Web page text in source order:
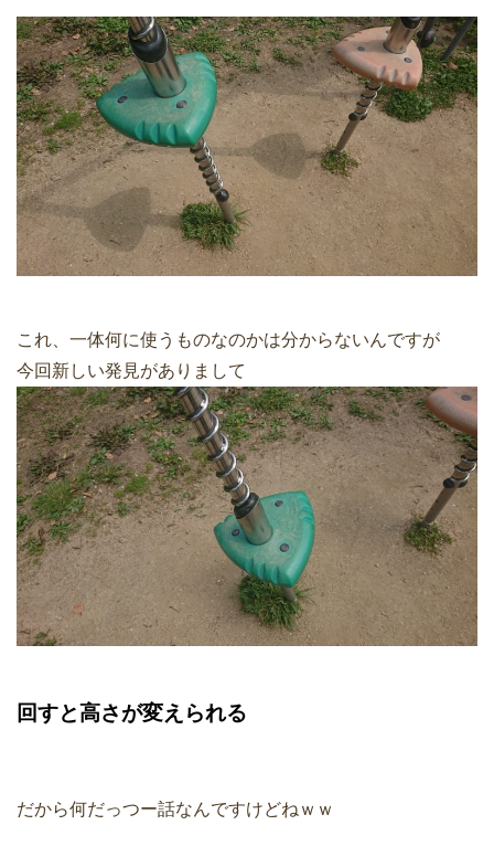
これ、一体何に使うものなのかは分からないんですが
今回新しい発見がありまして
回すと高さが変えられる
だから何だっつー話なんですけどねｗｗ